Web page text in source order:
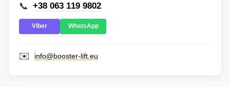
📞 +38 063 119 9802
Viber WhatsApp
✉️ info@booster-lift.eu